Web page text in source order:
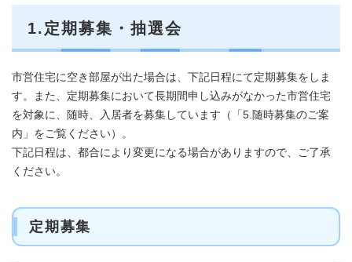
1.定期募集・抽選会
市営住宅に空き部屋が出た場合は、下記日程にて定期募集をしま
す。また、定期募集において長期間申し込みがなかった市営住宅
を対象に、随時、入居者を募集しています（「5.随時募集のご案
内」をご覧ください）。
下記日程は、都合により変更になる場合がありますので、ご了承
ください。
定期募集